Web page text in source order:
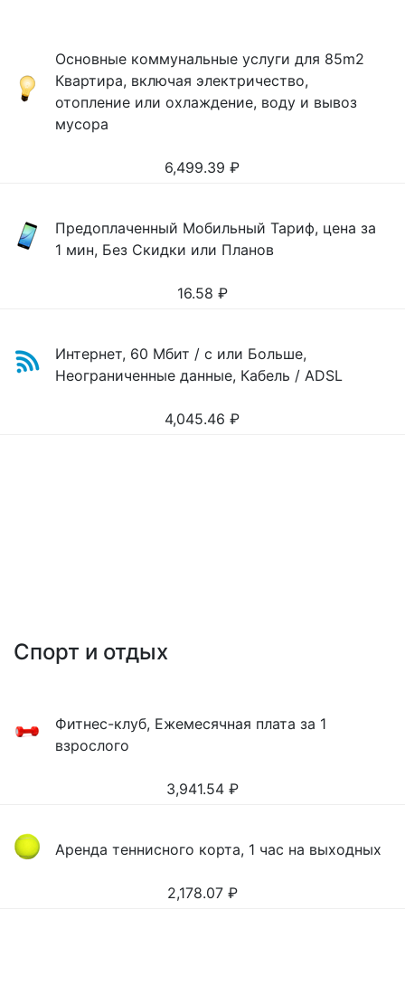
Основные коммунальные услуги для 85m2
Квартира, включая электричество,
отопление или охлаждение, воду и вывоз
мусора
6,499.39 ₽
Предоплаченный Мобильный Тариф, цена за
1 мин, Без Скидки или Планов
16.58 ₽
Интернет, 60 Мбит / с или Больше,
Неограниченные данные, Кабель / ADSL
4,045.46 ₽
Спорт и отдых
Фитнес-клуб, Ежемесячная плата за 1
взрослого
3,941.54 ₽
Аренда теннисного корта, 1 час на выходных
2,178.07 ₽